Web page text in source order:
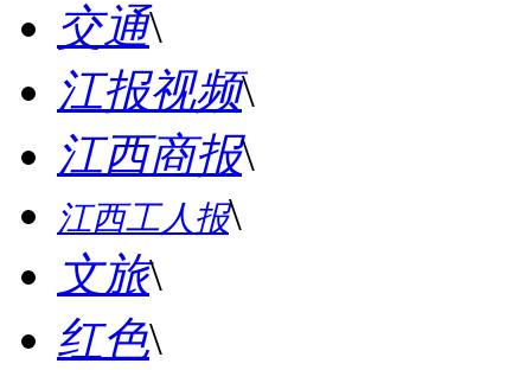
交通\
江报视频\
江西商报\
江西工人报\
文旅\
红色\